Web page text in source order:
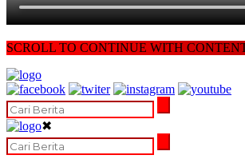
SCROLL TO CONTINUE WITH
✖